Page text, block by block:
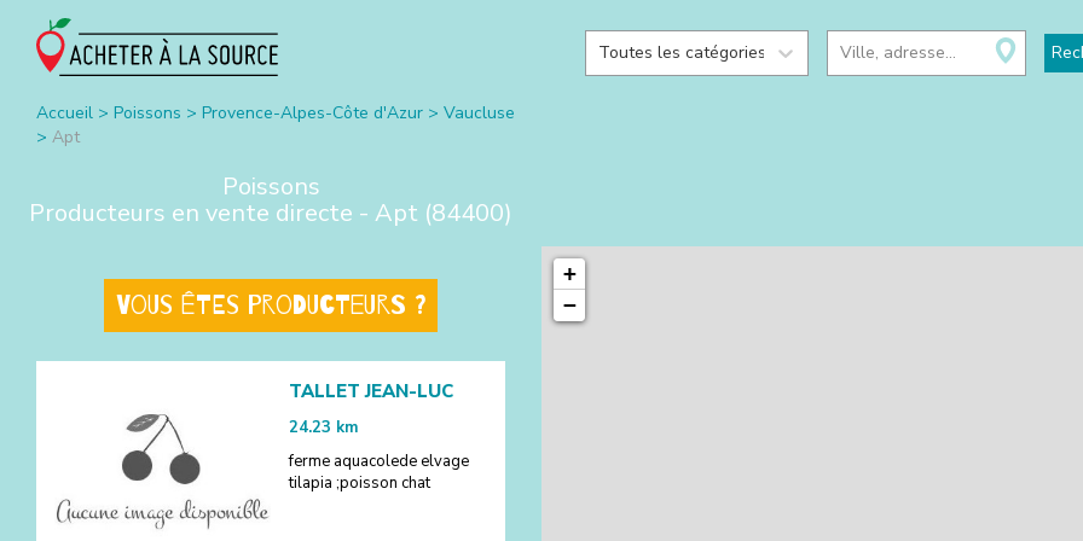
Toutes les catégories Ville, adresse...
Accueil > Poissons > Provence-Alpes-Côte d'Azur > Vaucluse
> Apt
Poissons
Producteurs en vente directe - Apt (84400)
Vous êtes producteurs ?
TALLET JEAN-LUC
24.23 km
ferme aquacolede elvage
tilapia ;poisson chat
+
−